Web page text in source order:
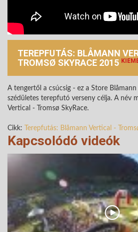
TEREPFUTÁS: BLÅMANN
TROMSØ SKYRACE 2015
A tengertől a csúcsig - ez a Store
szédületes terepfutó verseny célja. A név
Vertical - Tromsø SkyRace.
Cikk: Terepfutás: Blåmann Vertical -
Kapcsolódó videók